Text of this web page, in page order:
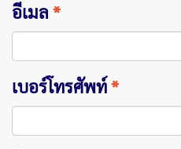
อีเมล *
เบอร์โทรศัพท์*